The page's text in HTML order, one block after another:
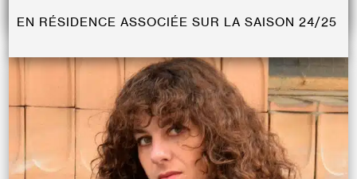
EN RÉSIDENCE ASSOCIÉE SUR LA SAISON 24/25